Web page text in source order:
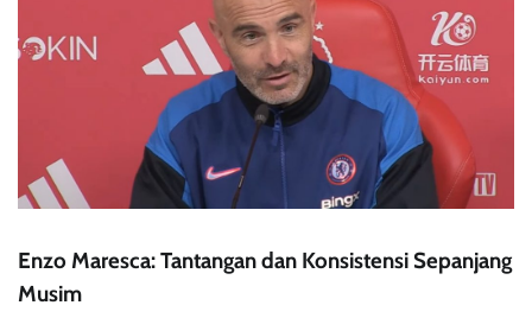
Enzo Maresca: Tantangan dan Konsistensi Sepanjang
Musim